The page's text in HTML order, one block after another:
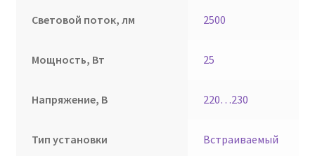
Световой поток, лм 2500
Мощность, Вт 25
Напряжение, В 220…230
Тип установки Встраиваемый